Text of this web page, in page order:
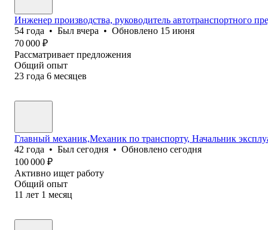
Инженер производства, руководитель автотранспортного
54 года • Был вчера • Обновлено 15 июня
70 000 ₽
Рассматривает предложения
Общий опыт
23 года 6 месяцев
Главный механик,Механик по транспорту, Начальник
42 года • Был сегодня • Обновлено сегодня
100 000 ₽
Активно ищет работу
Общий опыт
11 лет 1 месяц